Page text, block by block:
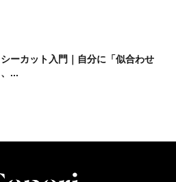
ーカット入門｜自分に「似合わせ
...